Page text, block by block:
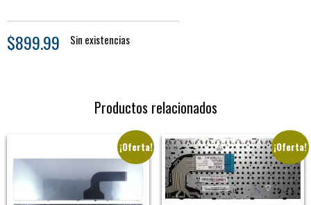
$899.99 Sin existencias
Productos relacionados
¡Oferta! ¡Oferta!